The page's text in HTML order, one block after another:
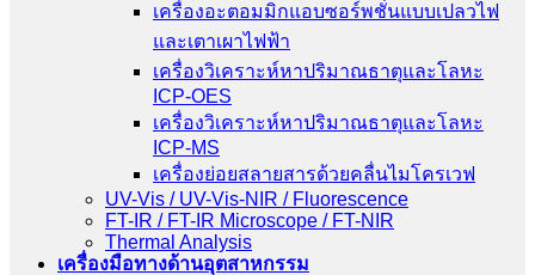
เครื่องอะตอมมิกแอบซอร์พชั่นแบบเปลวไฟ
และเตาเผาไฟฟ้า
เครื่องวิเคราะห์หาปริมาณธาตุและโลหะ
ICP-OES
เครื่องวิเคราะห์หาปริมาณธาตุและโลหะ
ICP-MS
เครื่องย่อยสลายสารด้วยคลื่นไมโครเวฟ
UV-Vis / UV-Vis-NIR / Fluorescence
FT-IR / FT-IR Microscope / FT-NIR
Thermal Analysis
เครื่องมือทางด้านอุตสาหกรรม